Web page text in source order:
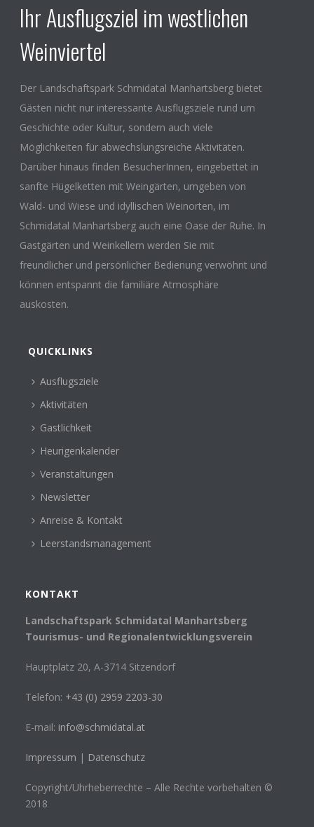
Ihr Ausflugsziel im westlichen
Weinviertel
Der Landschaftspark Schmidatal Manhartsberg bietet
Gästen nicht nur interessante Ausflugsziele rund um
Geschichte oder Kultur, sondern auch viele
Möglichkeiten für abwechslungsreiche Aktivitäten.
Darüber hinaus finden BesucherInnen, eingebettet in
sanfte Hügelketten mit Weingärten, umgeben von
Wald- und Wiese und idyllischen Weinorten, im
Schmidatal Manhartsberg auch eine Oase der Ruhe. In
Gastgärten und Weinkellern werden Sie mit
freundlicher und persönlicher Bedienung verwöhnt und
können entspannt die familiäre Atmosphäre
auskosten.
QUICKLINKS
Ausflugsziele
Aktivitäten
Gastlichkeit
Heurigenkalender
Veranstaltungen
Newsletter
Anreise & Kontakt
Leerstandsmanagement
KONTAKT
Landschaftspark Schmidatal Manhartsberg
Tourismus- und Regionalentwicklungsverein
Hauptplatz 20, A-3714 Sitzendorf
Telefon: +43 (0) 2959 2203-30
E-mail: info@schmidatal.at
Impressum | Datenschutz
Copyright/Uhrheberrechte – Alle Rechte vorbehalten ©
2018